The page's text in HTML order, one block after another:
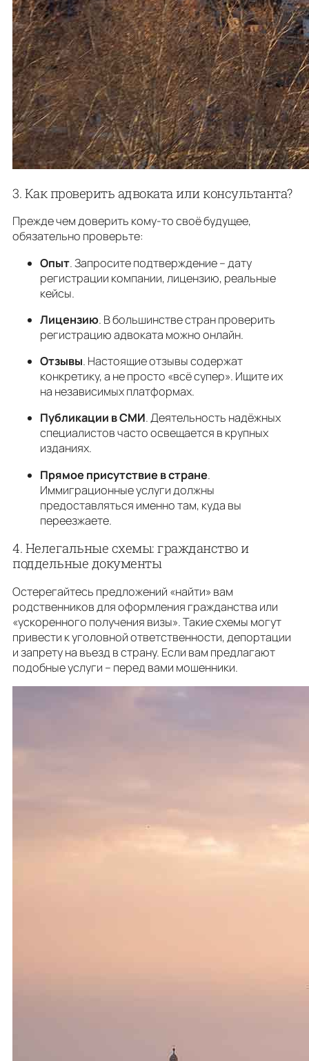
3. Как проверить адвоката или консультанта?
Прежде чем доверить кому-то своё будущее,
обязательно проверьте:
Опыт. Запросите подтверждение – дату
регистрации компании, лицензию, реальные
кейсы.
Лицензию. В большинстве стран проверить
регистрацию адвоката можно онлайн.
Отзывы. Настоящие отзывы содержат
конкретику, а не просто «всё супер». Ищите их
на независимых платформах.
Публикации в СМИ. Деятельность надёжных
специалистов часто освещается в крупных
изданиях.
Прямое присутствие в стране.
Иммиграционные услуги должны
предоставляться именно там, куда вы
переезжаете.
4. Нелегальные схемы: гражданство и
поддельные документы
Остерегайтесь предложений «найти» вам
родственников для оформления гражданства или
«ускоренного получения визы». Такие схемы могут
привести к уголовной ответственности, депортации
и запрету на въезд в страну. Если вам предлагают
подобные услуги – перед вами мошенники.